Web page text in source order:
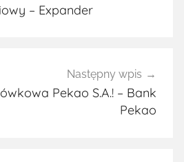
– Expander
Następny wpis
Pekao S.A.! – Bank
Pekao